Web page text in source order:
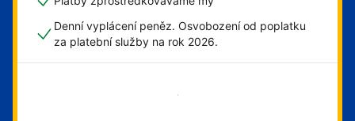
Denní vyplácení peněz. Osvobození od poplatku
za platební služby na rok 2026.
Začít hned